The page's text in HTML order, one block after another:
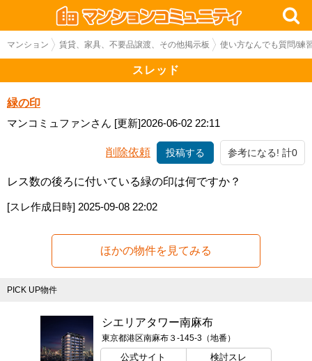
マンション 賃貸、家具、不要品譲渡、その他掲示板 使い方なんでも質問/練
スレッド
緑の印
マンコミュファンさん [更新]2026-06-02 22:11
削除依頼 投稿する 参考になる! 計0
レス数の後ろに付いている緑の印は何ですか？
[スレ作成日時] 2025-09-08 22:02
ほかの物件を見てみる
PICK UP物件
シエリアタワー南麻布
東京都港区南麻布３-145-3（地番）
公式サイト 検討スレ